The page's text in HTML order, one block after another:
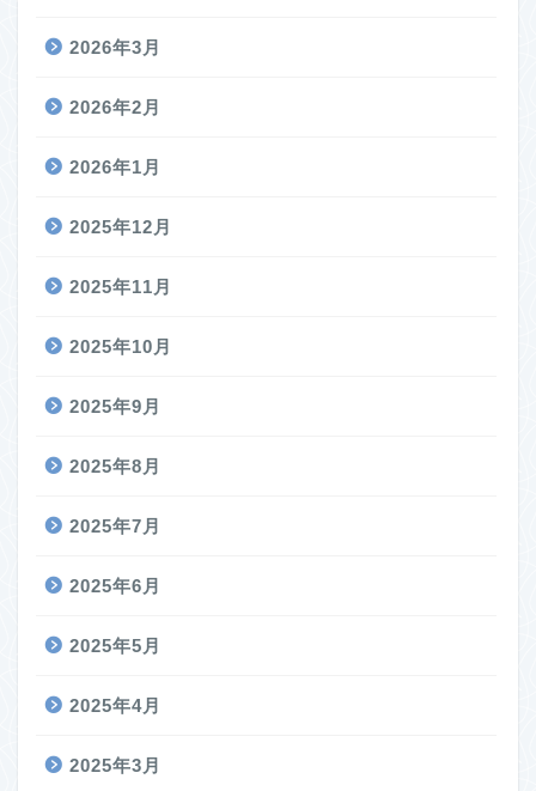
2026年3月
2026年2月
2026年1月
2025年12月
2025年11月
2025年10月
2025年9月
2025年8月
2025年7月
2025年6月
2025年5月
2025年4月
2025年3月